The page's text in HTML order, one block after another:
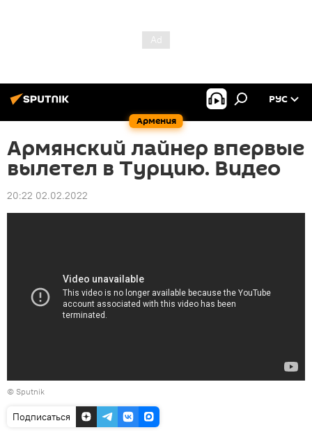
Армения
РУС
Армянский лайнер впервые
вылетел в Турцию. Видео
20:22 02.02.2022
© Sputnik
Подписаться